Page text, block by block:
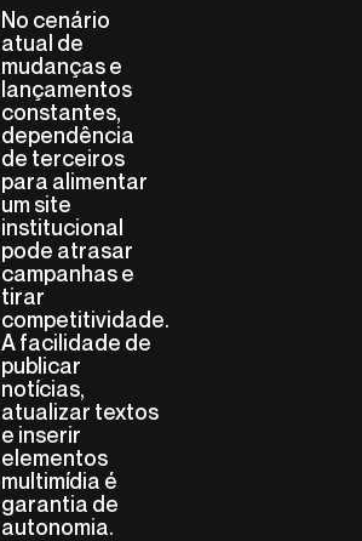
No cenário
atual de
mudanças e
lançamentos
constantes,
dependência
de terceiros
para alimentar
um site
institucional
pode atrasar
campanhas e
tirar
competitividade.
A facilidade de
publicar
notícias,
atualizar textos
e inserir
elementos
multimídia é
garantia de
autonomia.